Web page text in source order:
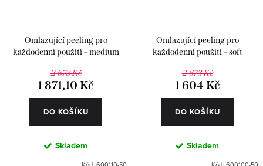
Omlazující peeling pro
každodenní použití – medium
2 673 Kč
1 871,10 Kč
DO KOŠÍKU
Skladem
Omlazující peeling pro
každodenní použití – soft
2 673 Kč
1 604 Kč
DO KOŠÍKU
Skladem